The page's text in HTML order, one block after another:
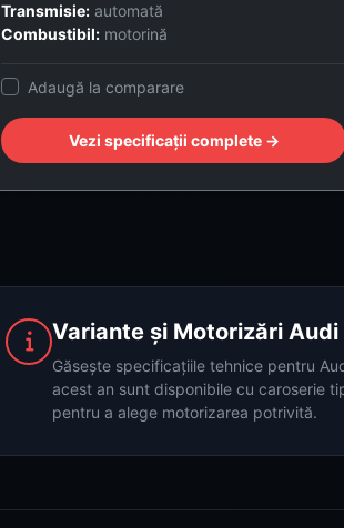
Transmisie: automată
Combustibil: motorină
Adaugă la comparare
Vezi specificații complete →
Variante și Motorizări
Găsește specificațiile tehnice pentru
acest an sunt disponibile cu caroserie
pentru a alege motorizarea potrivită.